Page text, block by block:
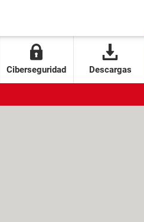
Ciberseguridad Descargas